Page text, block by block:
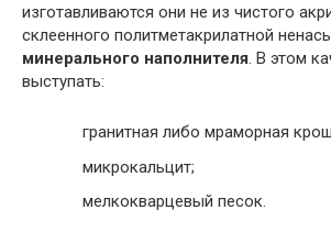
изготавливаются они не из чистого
склеенного политметакрилатной
минерального наполнителя. В этом
выступать:
гранитная либо мраморная
микрокальцит;
мелкокварцевый песок.